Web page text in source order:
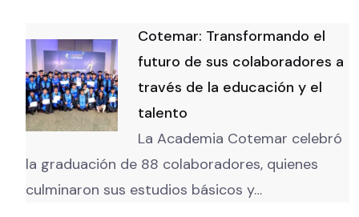
Cotemar: Transformando el
futuro de sus colaboradores a
través de la educación y el
talento
La Academia Cotemar celebró
la graduación de 88 colaboradores, quienes
culminaron sus estudios básicos y…